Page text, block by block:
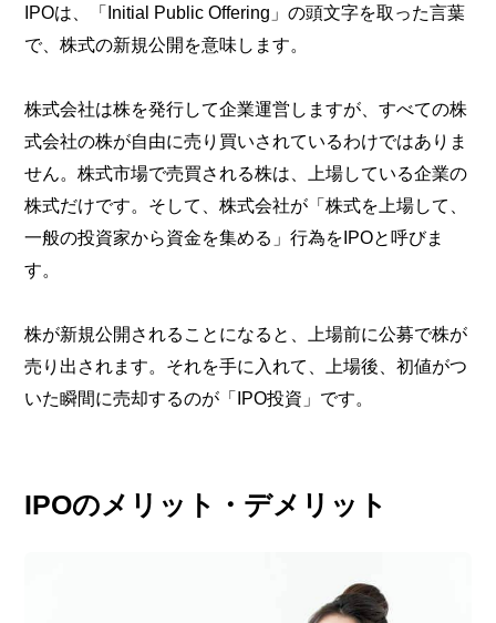
IPOは、「Initial Public Offering」の頭文字を取った言葉
で、株式の新規公開を意味します。
株式会社は株を発行して企業運営しますが、すべての株
式会社の株が自由に売り買いされているわけではありま
せん。株式市場で売買される株は、上場している企業の
株式だけです。そして、株式会社が「株式を上場して、
一般の投資家から資金を集める」行為をIPOと呼びま
す。
株が新規公開されることになると、上場前に公募で株が
売り出されます。それを手に入れて、上場後、初値がつ
いた瞬間に売却するのが「IPO投資」です。
IPOのメリット・デメリット